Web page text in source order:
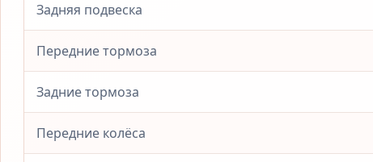
Задняя подвеска
Передние тормоза
Задние тормоза
Передние колёса